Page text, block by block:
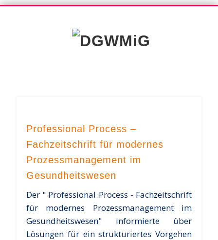
Professional Process –
Fachzeitschrift für modernes
Prozessmanagement im
Gesundheitswesen
Der " Professional Process - Fachzeitschrift
für modernes Prozessmanagement im
Gesundheitswesen" informierte über
Lösungen für ein strukturiertes Vorgehen